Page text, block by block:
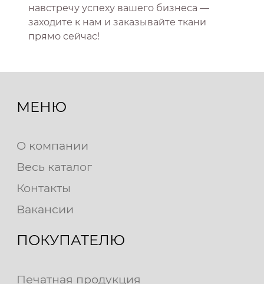
навстречу успеху вашего бизнеса —
заходите к нам и заказывайте ткани
прямо сейчас!
МЕНЮ
О компании
Весь каталог
Контакты
Вакансии
ПОКУПАТЕЛЮ
Печатная продукция